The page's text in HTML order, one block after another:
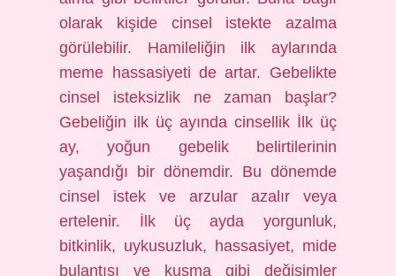
olarak kişide cinsel istekte azalma
görülebilir. Hamileliğin ilk aylarında
meme hassasiyeti de artar. Gebelikte
cinsel isteksizlik ne zaman başlar?
Gebeliğin ilk üç ayında cinsellik İlk üç
ay, yoğun gebelik belirtilerinin
yaşandığı bir dönemdir. Bu dönemde
cinsel istek ve arzular azalır veya
ertelenir. İlk üç ayda yorgunluk,
bitkinlik, uykusuzluk, hassasiyet, mide
bulantısı ve kusma gibi değişimler